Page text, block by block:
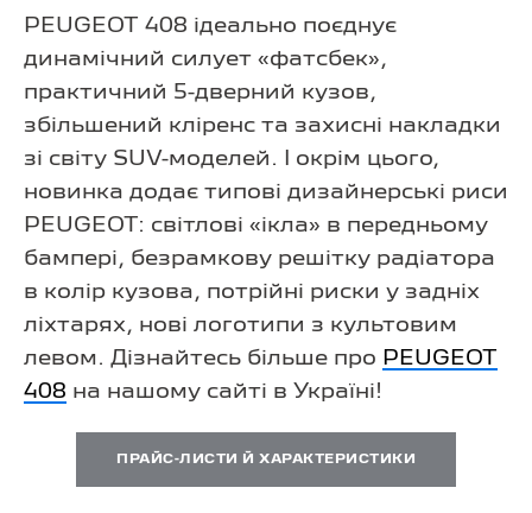
PEUGEOT 408 ідеально поєднує
динамічний силует «фатсбек»,
практичний 5-дверний кузов,
збільшений кліренс та захисні накладки
зі світу SUV-моделей. І окрім цього,
новинка додає типові дизайнерські риси
PEUGEOT: світлові «ікла» в передньому
бампері, безрамкову решітку радіатора
в колір кузова, потрійні риски у задніх
ліхтарях, нові логотипи з культовим
левом. Дізнайтесь більше про PEUGEOT
408 на нашому сайті в Україні!
ПРАЙС-ЛИСТИ Й ХАРАКТЕРИСТИКИ